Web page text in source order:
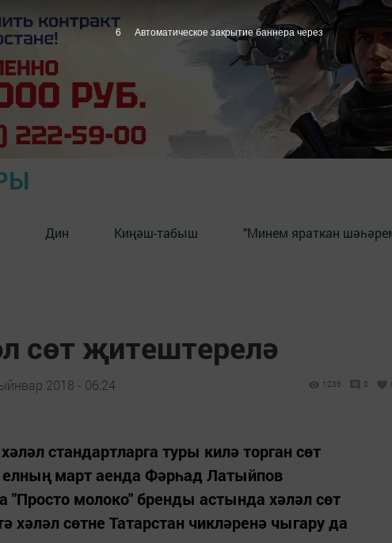
Дин Киңәш-табыш "Минем яраткан
сөт җитештерелә
2018 - 06:24 1236 0
стандартларга туры килә торган сөт
март аенда Фәрһад Латыйпов
"Просто молоко" бренды астында хәләл сөт
хәләл сөтне Татарстан чикләренә чыгару да
5 Автоматическое закрытие баннера через